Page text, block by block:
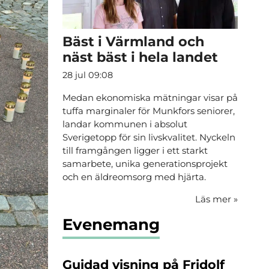
Bäst i Värmland och
näst bäst i hela landet
28 jul 09:08
Medan ekonomiska mätningar visar på
tuffa marginaler för Munkfors seniorer,
landar kommunen i absolut
Sverigetopp för sin livskvalitet. Nyckeln
till framgången ligger i ett starkt
samarbete, unika generationsprojekt
och en äldreomsorg med hjärta.
Läs mer »
Evenemang
Guidad visning på Fridolf